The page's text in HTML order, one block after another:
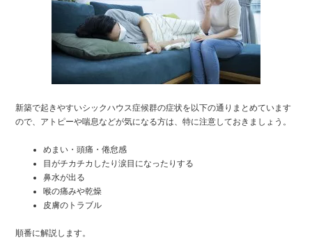
新築で起きやすいシックハウス症候群の症状を以下の通りまとめています
ので、アトピーや喘息などが気になる方は、特に注意しておきましょう。
めまい・頭痛・倦怠感
目がチカチカしたり涙目になったりする
鼻水が出る
喉の痛みや乾燥
皮膚のトラブル
順番に解説します。